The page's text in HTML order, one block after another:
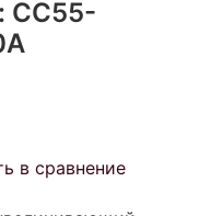
CC55-
в сравнение